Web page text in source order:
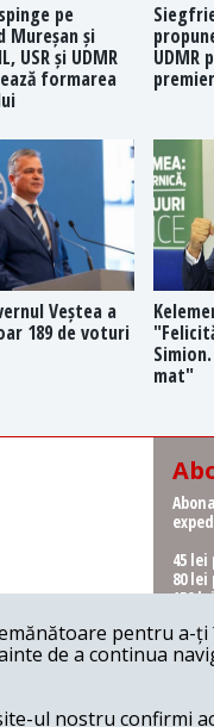
pe
Mureșan și
USR și UDMR
formarea
UDMR
Veștea a
189 de voturi
mat"
45 lei
80 lei
150
62 lei
pentru a-
de a continua
ul nostru confirmi